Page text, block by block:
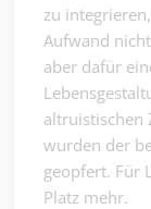
zu
Aufwand
aber dafür
altruistischen
wurden der
geopfert. Für
Platz mehr.